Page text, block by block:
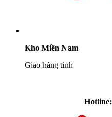
Kho Miền Nam
Giao hàng tỉnh
Hotline: